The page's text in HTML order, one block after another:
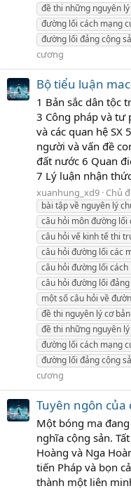
đề thi những nguyên
đường lối cách mạng
đường lối đảng cộng
cương
Bộ tiểu luận
1 Bản sắc dân tộc
3 Công pháp và tư
và các quan hệ SX
người và vấn đề
đất nước 6 Quan
7 Lý luận nhận
xuanhung_xd9 Chủ
bài tập về nguyên lý
câu hỏi môn đường lối
câu hỏi vế kinh tế thi
câu hỏi đường lối các
câu hỏi đường lối
câu hỏi đường lối
một số câu hỏi về
đề thi nguyên lý cơ
đề thi những nguyên
đường lối cách mạng
đường lối đảng cộng
cương
Tuyên ngôn của
Một bóng ma
nghĩa cộng sản.
Hoàng và Nga
tiến Pháp và bọn
thành một liên